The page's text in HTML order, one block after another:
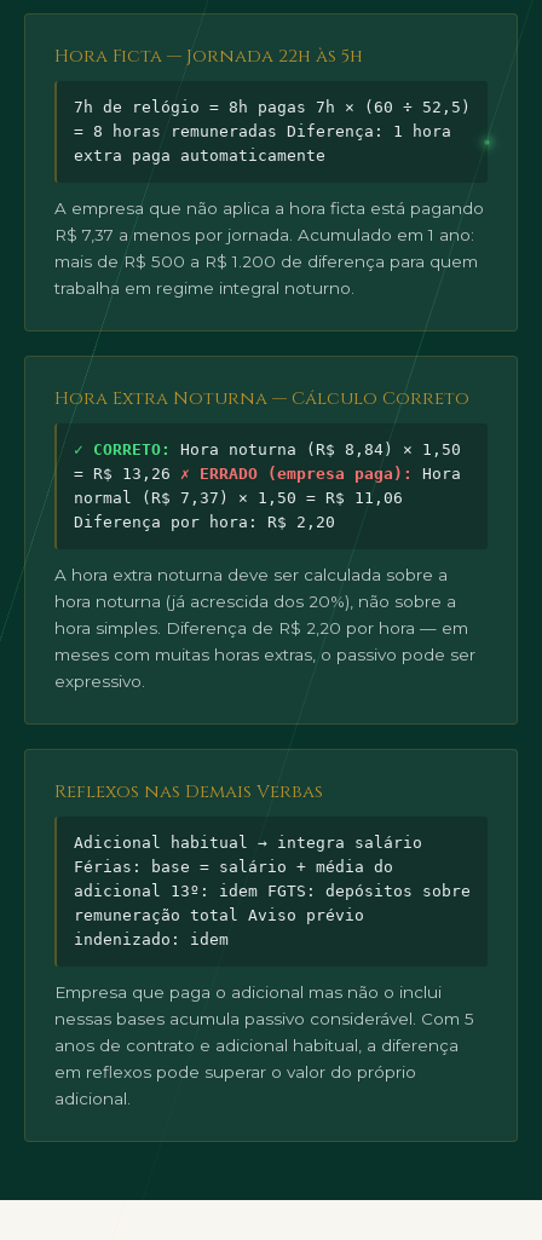
Hora Ficta — Jornada 22h às 5h
7h de relógio = 8h pagas 7h × (60 ÷ 52,5)
= 8 horas remuneradas Diferença: 1 hora
extra paga automaticamente
A empresa que não aplica a hora ficta está pagando
R$ 7,37 a menos por jornada. Acumulado em 1 ano:
mais de R$ 500 a R$ 1.200 de diferença para quem
trabalha em regime integral noturno.
Hora Extra Noturna — Cálculo Correto
✓ CORRETO:
Hora noturna (R$ 8,84) × 1,50
= R$ 13,26 ✗ ERRADO (empresa paga):
Hora
normal (R$ 7,37) × 1,50 = R$ 11,06
Diferença por hora: R$ 2,20
A hora extra noturna deve ser calculada sobre a
hora noturna (já acrescida dos 20%), não sobre a
hora simples. Diferença de R$ 2,20 por hora — em
meses com muitas horas extras, o passivo pode ser
expressivo.
Reflexos nas Demais Verbas
Adicional habitual → integra salário
Férias: base = salário + média do
adicional 13º: idem FGTS: depósitos sobre
remuneração total Aviso prévio
indenizado: idem
Empresa que paga o adicional mas não o inclui
nessas bases acumula passivo considerável. Com 5
anos de contrato e adicional habitual, a diferença
em reflexos pode superar o valor do próprio
adicional.